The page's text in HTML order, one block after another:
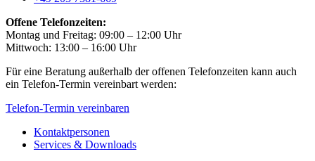
Offene Telefonzeiten:
Montag und Freitag: 09:00 – 12:00 Uhr
Mittwoch: 13:00 – 16:00 Uhr
Für eine Beratung außerhalb der offenen Telefonzeiten kann auch
ein Telefon-Termin vereinbart werden:
Telefon-Termin vereinbaren
Kontaktpersonen
Services & Downloads